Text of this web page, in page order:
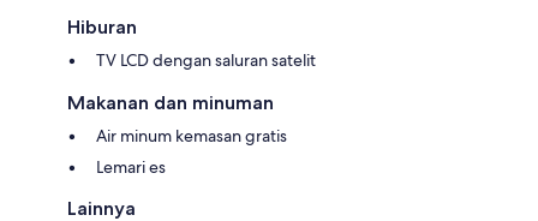
Hiburan
TV LCD dengan saluran satelit
Makanan dan minuman
Air minum kemasan gratis
Lemari es
Lainnya